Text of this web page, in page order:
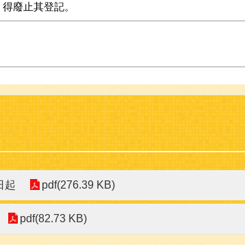
廢止其登記。
起 pdf(276.39 KB)
pdf(82.73 KB)